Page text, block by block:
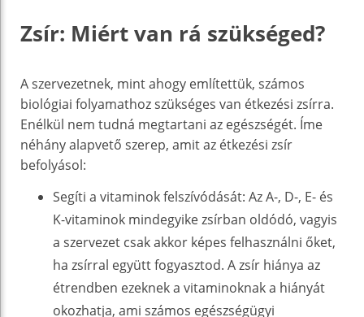
Zsír: Miért van rá szükséged?
A szervezetnek, mint ahogy említettük, számos
biológiai folyamathoz szükséges van étkezési zsírra.
Enélkül nem tudná megtartani az egészségét. Íme
néhány alapvető szerep, amit az étkezési zsír
befolyásol:
Segíti a vitaminok felszívódását: Az A-, D-, E- és
K-vitaminok mindegyike zsírban oldódó, vagyis
a szervezet csak akkor képes felhasználni őket,
ha zsírral együtt fogyasztod. A zsír hiánya az
étrendben ezeknek a vitaminoknak a hiányát
okozhatja, ami számos egészségügyi